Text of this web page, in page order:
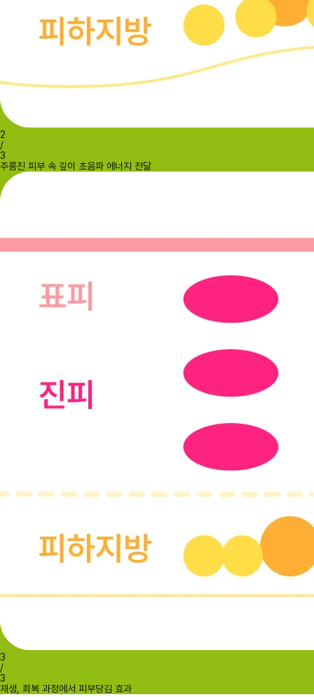
2
/
3
주름진 피부 속 깊이 초음파 에너지 전달
3
/
3
재생, 회복 과정에서 피부당김 효과